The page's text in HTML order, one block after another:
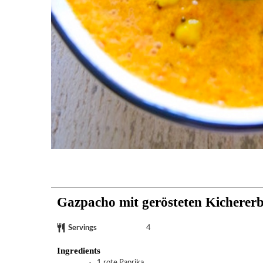
Gazpacho mit gerösteten
Servings 4
Ingredients